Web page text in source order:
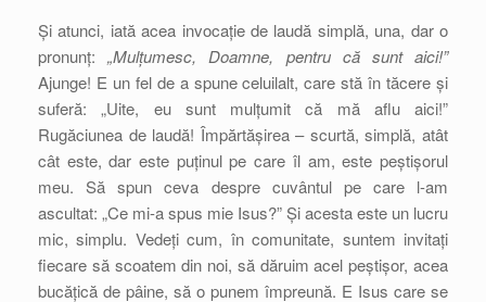
Și atunci, iată acea invocație de laudă simplă, una, dar o
pronunț:„Mulțumesc, Doamne, pentru că sunt aici!”
Ajunge! E un fel de a spune celuilalt, care stă în tăcere și
suferă: „Uite, eu sunt mulțumit că mă aflu aici!”
Rugăciunea de laudă! Împărtășirea – scurtă, simplă, atât
cât este, dar este puținul pe care îl am, este peștișorul
meu. Să spun ceva despre cuvântul pe care l-am
ascultat: „Ce mi-a spus mie Isus?” Și acesta este un lucru
mic, simplu. Vedeți cum, în comunitate, suntem invitați
fiecare să scoatem din noi, să dăruim acel peștișor, acea
bucățică de pâine, să o punem împreună. E Isus care se